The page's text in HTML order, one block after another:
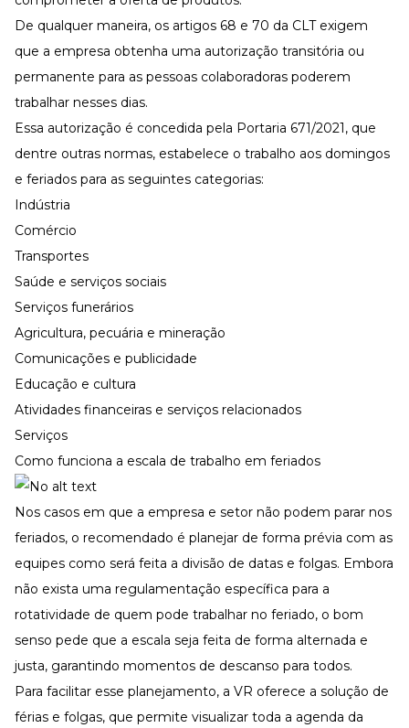
De qualquer maneira, os artigos 68 e 70 da CLT exigem
que a empresa obtenha uma autorização transitória ou
permanente para as pessoas colaboradoras poderem
trabalhar nesses dias.
Essa autorização é concedida pela Portaria 671/2021, que
dentre outras normas, estabelece o trabalho aos domingos
e feriados para as seguintes categorias:
Indústria
Comércio
Transportes
Saúde e serviços sociais
Serviços funerários
Agricultura, pecuária e mineração
Comunicações e publicidade
Educação e cultura
Atividades financeiras e serviços relacionados
Serviços
Como funciona a escala de trabalho em feriados
Nos casos em que a empresa e setor não podem parar nos
feriados, o recomendado é planejar de forma prévia com as
equipes como será feita a divisão de datas e folgas. Embora
não exista uma regulamentação específica para a
rotatividade de quem pode trabalhar no feriado, o bom
senso pede que a escala seja feita de forma alternada e
justa, garantindo momentos de descanso para todos.
Para facilitar esse planejamento, a VR oferece a solução de
férias e folgas, que permite visualizar toda a agenda da